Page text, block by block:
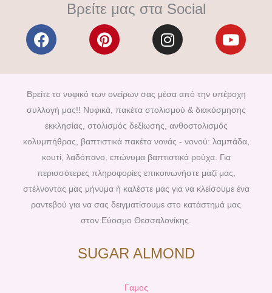
Βρείτε μας στα Social
F
a
e
b
o
o
k
P
i
t
e
r
e
s
t
I
n
t
a
g
r
a
m
Y
o
t
u
b
Βρείτε το νυφικό των ονείρων σας μέσα από την υπέροχη
συλλογή μας!! Νυφικά, πακέτα στολισμού & διακόσμησης
εκκλησίας, στολισμός δεξίωσης, ανθοστολισμός
κολυμπήθρας, βαπτιστικά πακέτα νονάς - νονού: λαμπάδα,
κουτί, λαδόπανο, επώνυμα βαπτιστικά ρούχα. Για
περισσότερες πληροφορίες επικοινωνήστε μαζί μας,
στέλνοντας μας μήνυμα ή καλέστε μας για να κλείσουμε ένα
ραντεβού για να σας δειγματίσουμε στο κατάστημά μας
στον Εύοσμο Θεσσαλονίκης.
SUGAR ALMOND
Γαμος